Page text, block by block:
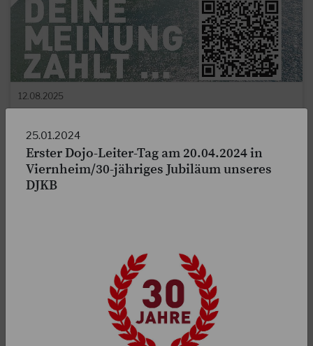
12.08.2025
Gasshuku 2027 auf Föhr? - eure Meinung zählt!
Liebe Karateka, für das Jahr 2027 überlegt der Gasshuku
e.V., das Gasshuku auf der wunderschönen Nordseeinsel
Föhr stattfinden zu lassen!
25.01.2024
Erster Dojo-Leiter-Tag am 20.04.2024 in
Viernheim/30-jähriges Jubiläum unseres
DJKB